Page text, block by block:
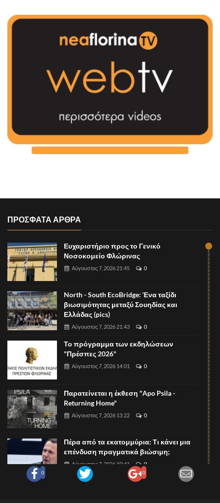
0 0
ΠΡΟΣΦΑΤΑ ΑΡΘΡΑ
Ευχαριστήριο προς το Γενικό
Νοσοκομείο Φλώρινας
Αύγουστος 7, 2026 21:45 0
North - South EcoBridge: Ένα ταξίδι
βιωσιμότητας μεταξύ Σουηδίας και
Ελλάδας (pics)
Αύγουστος 7, 2026 21:43 0
Το πρόγραμμα των εκδηλώσεων
"Πρέσπες 2026"
Αύγουστος 7, 2026 14:01 0
Παρατείνεται η έκθεση "Apo Psila -
Returning Home"
Αύγουστος 7, 2026 13:22 0
Πέρα από τα εκατομμύρια: Τι κάνει μια
επένδυση πραγματικά βιώσιμη;
Αύγουστος 7, 2026 10:41 0